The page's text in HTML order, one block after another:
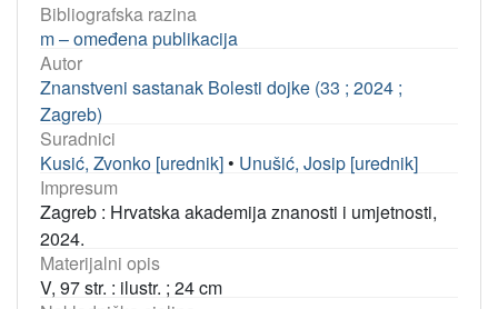
Bibliografska razina
m – omeđena publikacija
Autor
Znanstveni sastanak Bolesti dojke (33 ; 2024 ;
Zagreb)
Suradnici
Kusić, Zvonko [urednik] • Unušić, Josip [urednik]
Impresum
Zagreb : Hrvatska akademija znanosti i umjetnosti,
2024.
Materijalni opis
V, 97 str. : ilustr. ; 24 cm